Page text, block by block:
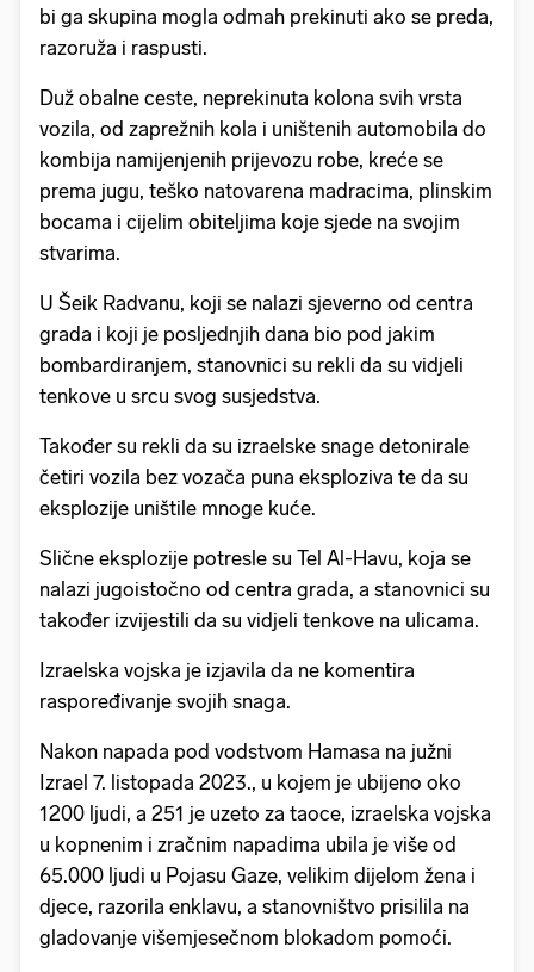
bi ga skupina mogla odmah prekinuti ako se preda,
razoruža i raspusti.
Duž obalne ceste, neprekinuta kolona svih vrsta
vozila, od zaprežnih kola i uništenih automobila do
kombija namijenjenih prijevozu robe, kreće se
prema jugu, teško natovarena madracima, plinskim
bocama i cijelim obiteljima koje sjede na svojim
stvarima.
U Šeik Radvanu, koji se nalazi sjeverno od centra
grada i koji je posljednjih dana bio pod jakim
bombardiranjem, stanovnici su rekli da su vidjeli
tenkove u srcu svog susjedstva.
Također su rekli da su izraelske snage detonirale
četiri vozila bez vozača puna eksploziva te da su
eksplozije uništile mnoge kuće.
Slične eksplozije potresle su Tel Al-Havu, koja se
nalazi jugoistočno od centra grada, a stanovnici su
također izvijestili da su vidjeli tenkove na ulicama.
Izraelska vojska je izjavila da ne komentira
raspoređivanje svojih snaga.
Nakon napada pod vodstvom Hamasa na južni
Izrael 7. listopada 2023., u kojem je ubijeno oko
1200 ljudi, a 251 je uzeto za taoce, izraelska vojska
u kopnenim i zračnim napadima ubila je više od
65.000 ljudi u Pojasu Gaze, velikim dijelom žena i
djece, razorila enklavu, a stanovništvo prisilila na
gladovanje višemjesečnom blokadom pomoći.